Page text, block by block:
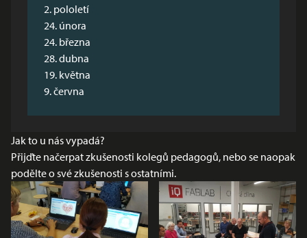
2. pololetí
24. února
24. března
28. dubna
19. května
9. června
Jak to u nás vypadá?
Přijďte načerpat zkušenosti kolegů pedagogů, nebo se naopak
podělte o své zkušenosti s ostatními.